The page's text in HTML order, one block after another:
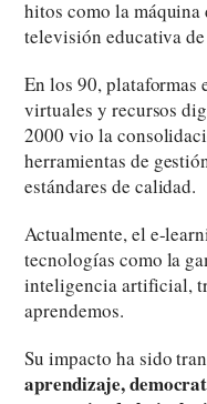
hitos como la máquina
televisión educativa
En los 90, plataformas
virtuales y recursos
2000 vio la
herramientas de
estándares de calidad.
Actualmente, el e-
tecnologías como la
inteligencia artificial,
aprendemos.
Su impacto ha sido
aprendizaje,